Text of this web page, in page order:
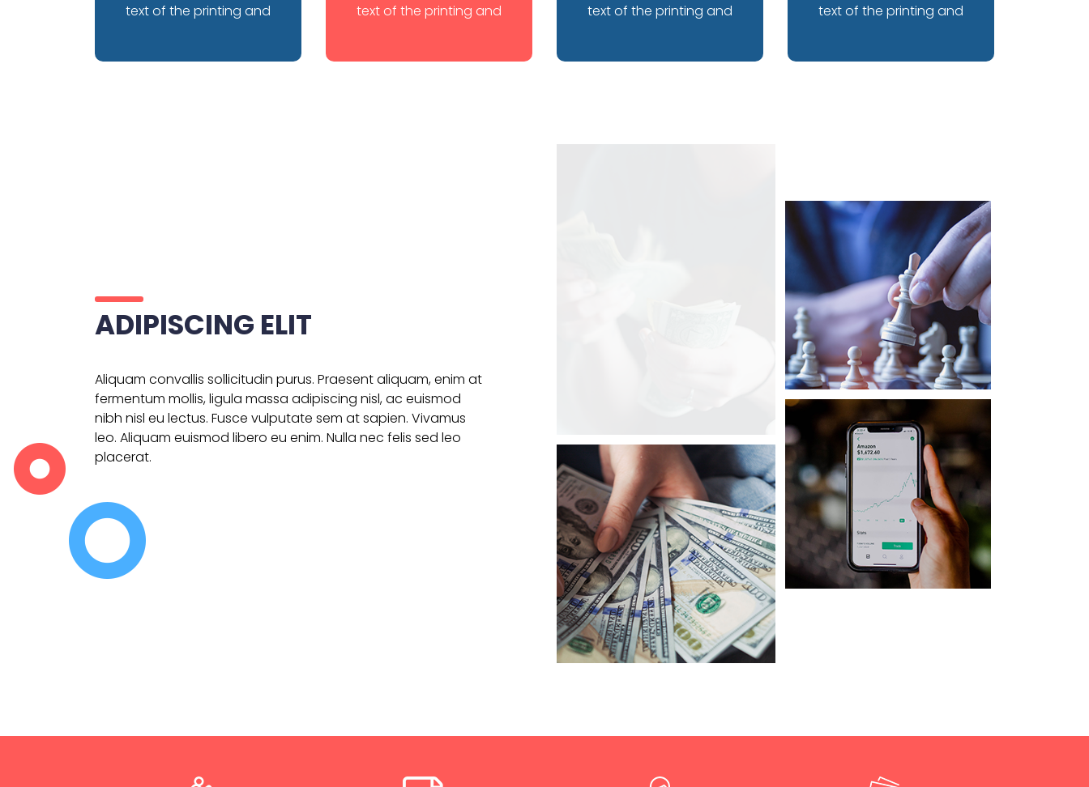
text of the printing and
text of the printing and
text of the printing and
text of the printing and
ADIPISCING ELIT
Aliquam convallis sollicitudin purus. Praesent aliquam, enim at
fermentum mollis, ligula massa adipiscing nisl, ac euismod
nibh nisl eu lectus. Fusce vulputate sem at sapien. Vivamus
leo. Aliquam euismod libero eu enim. Nulla nec felis sed leo
placerat.